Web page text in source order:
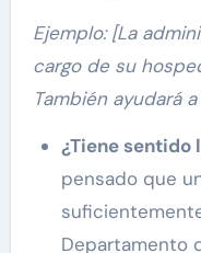
Ejemplo: [La
cargo de su
También ayudará
¿Tiene sentido
pensado que
Departamento